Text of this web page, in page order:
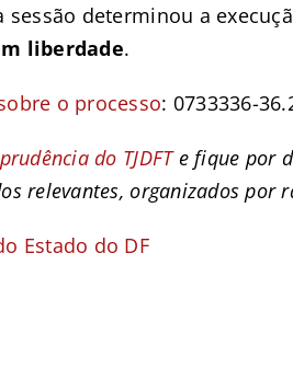
determinou a
liberdade.
o processo: 0733336-
do TJDFT e fique por
relevantes, organizados por
Estado do DF